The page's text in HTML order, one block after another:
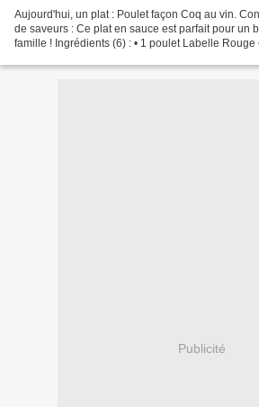
Aujourd'hui, un plat : Poulet façon Coq au vin.
de saveurs : Ce plat en sauce est parfait pour un
famille ! Ingrédients (6) : • 1 poulet Labelle Rouge
Publicité